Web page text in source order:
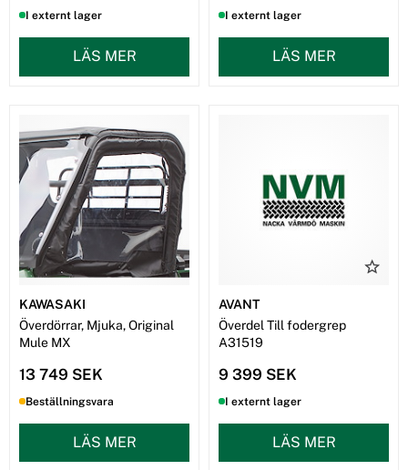
I externt lager
LÄS MER
I externt lager
LÄS MER
KAWASAKI
Överdörrar, Mjuka, Original
Mule MX
13 749 SEK
Beställningsvara
LÄS MER
AVANT
Överdel Till fodergrep
A31519
9 399 SEK
I externt lager
LÄS MER